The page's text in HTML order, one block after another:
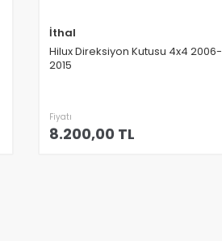
İthal
Hilux Direksiyon Kutusu 4x4 2006-
2015
Fiyatı
8.200,00 TL